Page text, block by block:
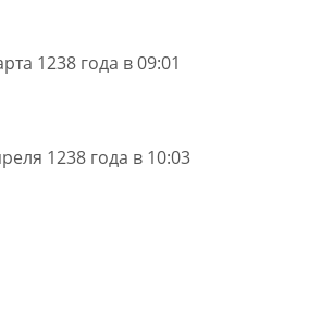
1238 года в 09:01
1238 года в 10:03